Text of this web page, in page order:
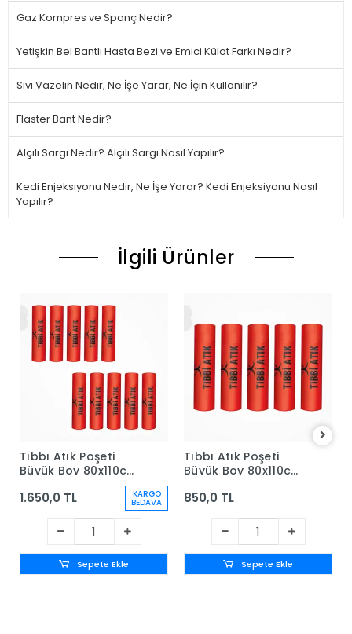
Gaz Kompres ve Spanç Nedir?
Yetişkin Bel Bantlı Hasta Bezi ve Emici Külot Farkı Nedir?
Sıvı Vazelin Nedir, Ne İşe Yarar, Ne İçin Kullanılır?
Flaster Bant Nedir?
Alçılı Sargı Nedir? Alçılı Sargı Nasıl Yapılır?
Kedi Enjeksiyonu Nedir, Ne İşe Yarar? Kedi Enjeksiyonu Nasıl
Yapılır?
İlgili Ürünler
Tıbbı Atık Poşeti
Büyük Boy 80x110cm
- 10'lu Rulo - 10 Rulo
1.650,0 TL KARGO
BEDAVA
Sepete Ekle
Tıbbı Atık Poşeti
Büyük Boy 80x110cm
850,0 TL
Sepete Ekle